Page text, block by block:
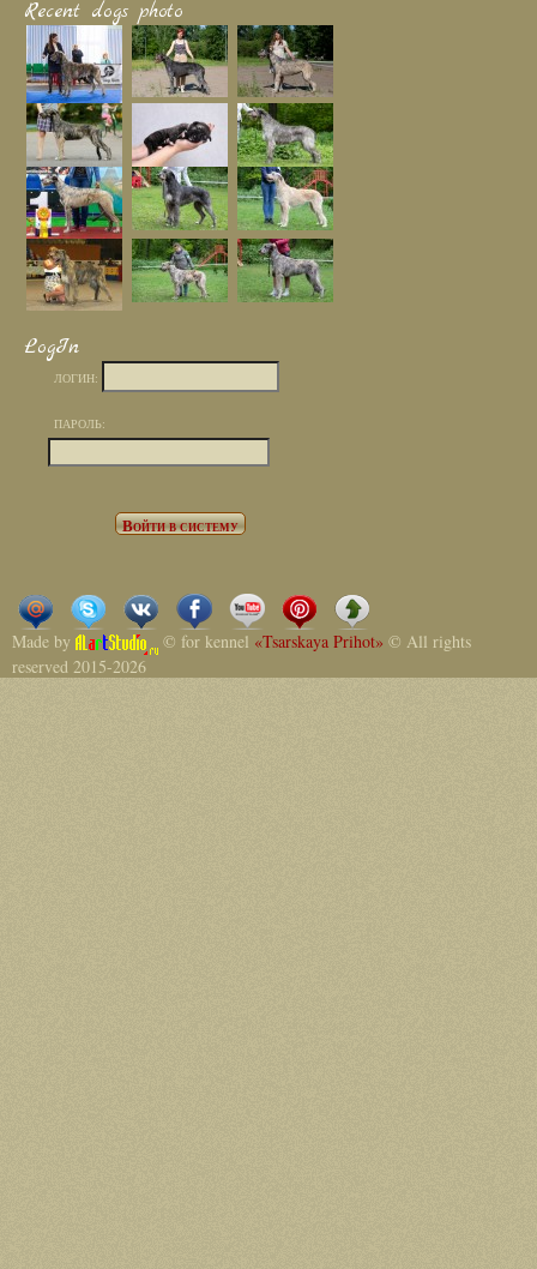
Recent dogs photo
LogIn
ЛОГИН:
ПАРОЛЬ:
Made by © for kennel «Tsarskaya Prihot» © All rights
reserved 2015-2026